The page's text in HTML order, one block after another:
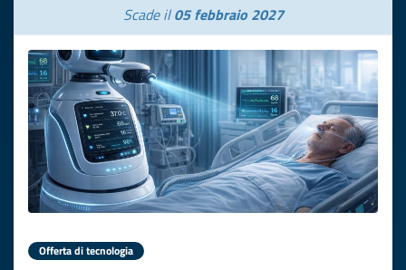
Scade il05 febbraio 2027
Offerta di tecnologia